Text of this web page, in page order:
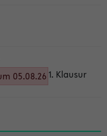
05.08.26 1. Klausur